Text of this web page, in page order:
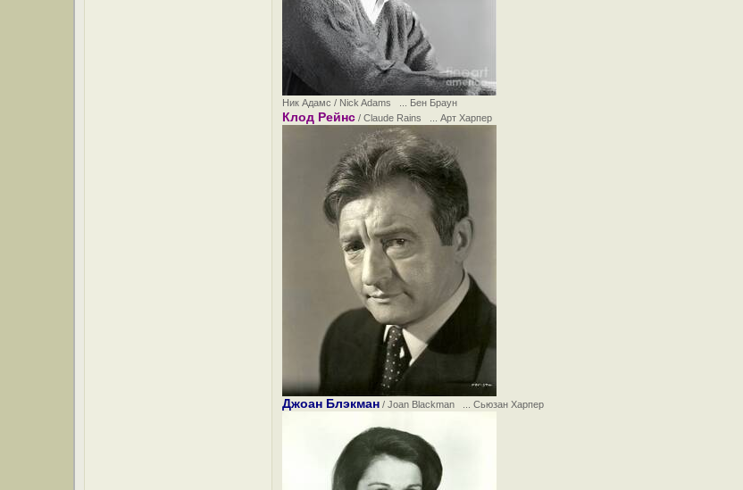
Ник Адамс / Nick Adams ... Бен Браун
Клод Рейнс / Claude Rains ... Арт Харпер
Джоан Блэкман / Joan Blackman ... Сьюзан Харпер